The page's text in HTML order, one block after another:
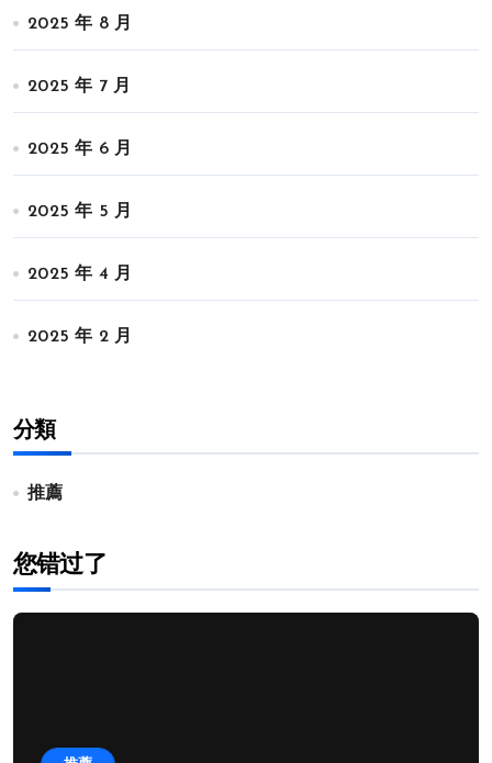
2025 年 8 月
2025 年 7 月
2025 年 6 月
2025 年 5 月
2025 年 4 月
2025 年 2 月
分類
推薦
您错过了